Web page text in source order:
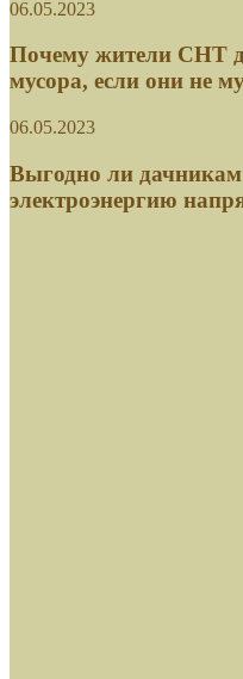
Выгодно ли дачникам